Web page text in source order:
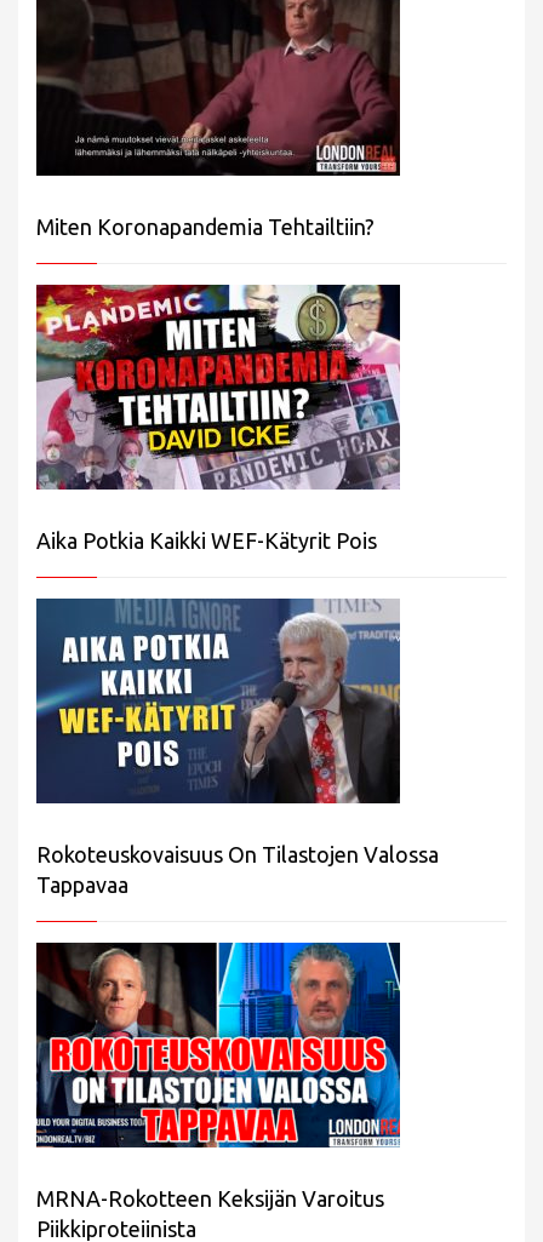
Miten Koronapandemia Tehtailtiin?
Aika Potkia Kaikki WEF-Kätyrit Pois
Rokoteuskovaisuus On Tilastojen Valossa
Tappavaa
MRNA-Rokotteen Keksijän Varoitus
Piikkiproteiinista